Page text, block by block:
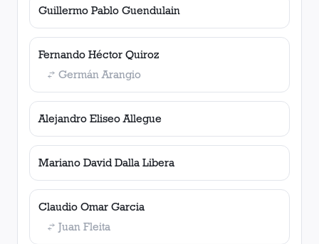
Guillermo Pablo Guendulain
Fernando Héctor Quiroz
Germán Arangio
Alejandro Eliseo Allegue
Mariano David Dalla Libera
Claudio Omar Garcia
Juan Fleita